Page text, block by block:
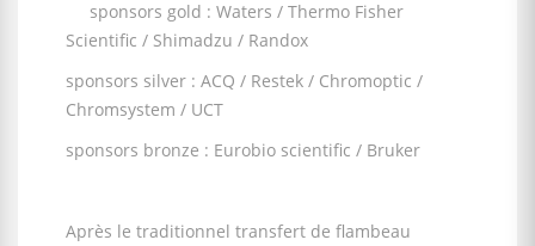
sponsors gold : Waters / Thermo Fisher
Scientific / Shimadzu / Randox
sponsors silver : ACQ / Restek / Chromoptic /
Chromsystem / UCT
sponsors bronze : Eurobio scientific / Bruker
Après le traditionnel transfert de flambeau